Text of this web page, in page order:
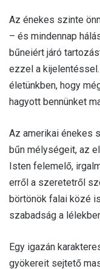
Az énekes szinte
– és mindennap
bűneiért járó
ezzel a
életünkben, hogy
hagyott bennünket
Az amerikai énekes
bűn mélységeit, az
Isten felemelő,
erről a szeretetről
börtönök falai közé
szabadság a
Egy igazán
gyökereit sejtető